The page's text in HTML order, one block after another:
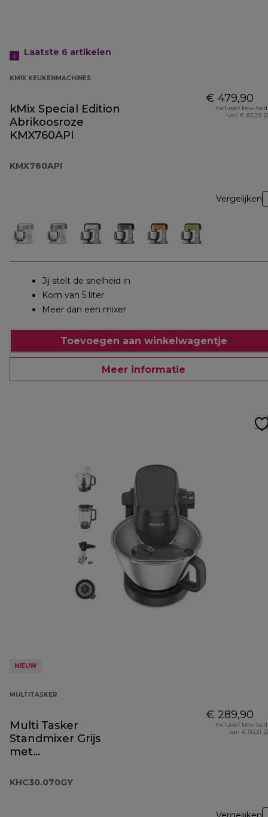
Laatste 6 artikelen
KMIX KEUKENMACHINES
kMix Special Edition
Abrikoosroze
KMX760API
KMX760API
€ 479,90
Inclusief btw-
van € 83,29
Vergelijken
Jij stelt de snelheid in
Kom van 5 liter
Meer dan een mixer
Toevoegen aan winkelwagentje
Meer informatie
NIEUW
MULTITASKER
Multi Tasker
Standmixer Grijs
met
Blender en
KHC30.070GY
€ 289,90
Inclusief btw-
van € 50,31